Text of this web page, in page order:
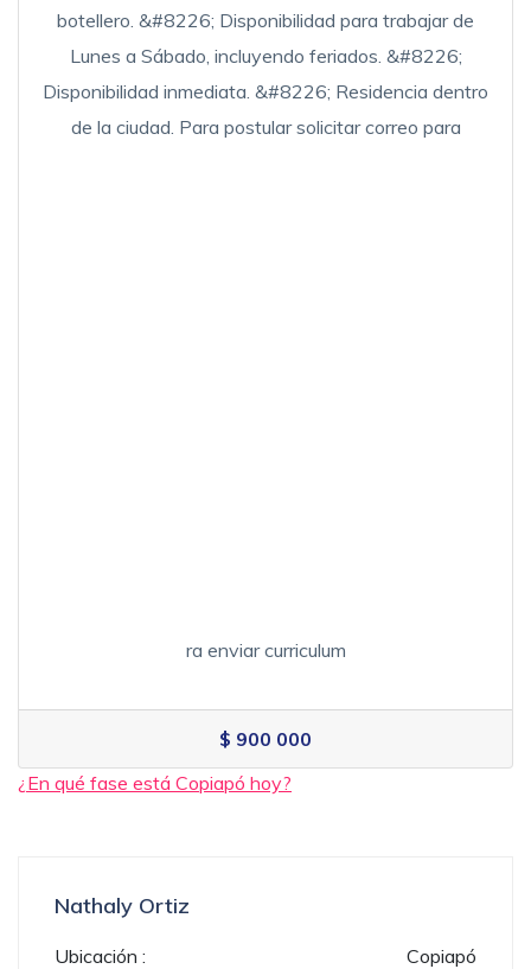
botellero. &#8226; Disponibilidad para trabajar de
Lunes a Sábado, incluyendo feriados. &#8226;
Disponibilidad inmediata. &#8226; Residencia dentro
de la ciudad. Para postular solicitar correo para
ra enviar curriculum
$ 900 000
¿En qué fase está Copiapó hoy?
Nathaly Ortiz
Ubicación :
Copiapó